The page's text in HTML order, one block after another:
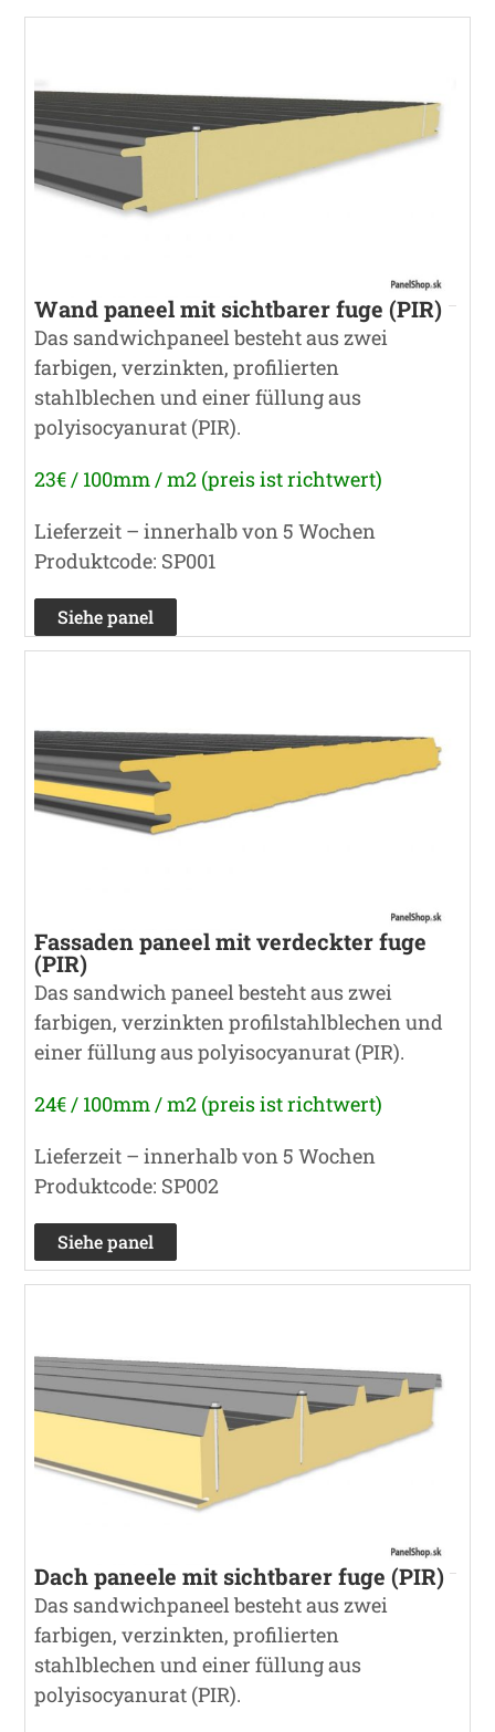
Wand paneel mit sichtbarer fuge (PIR)
Das sandwichpaneel besteht aus zwei
farbigen, verzinkten, profilierten
stahlblechen und einer füllung aus
polyisocyanurat (PIR).
23€ / 100mm / m2 (preis ist richtwert)
Lieferzeit – innerhalb von 5 Wochen
Produktcode: SP001
Siehe panel
Fassaden paneel mit verdeckter fuge
(PIR)
Das sandwich paneel besteht aus zwei
farbigen, verzinkten profilstahlblechen und
einer füllung aus polyisocyanurat (PIR).
24€ / 100mm / m2 (preis ist richtwert)
Lieferzeit – innerhalb von 5 Wochen
Produktcode: SP002
Siehe panel
Dach paneele mit sichtbarer fuge (PIR)
Das sandwichpaneel besteht aus zwei
farbigen, verzinkten, profilierten
stahlblechen und einer füllung aus
polyisocyanurat (PIR).